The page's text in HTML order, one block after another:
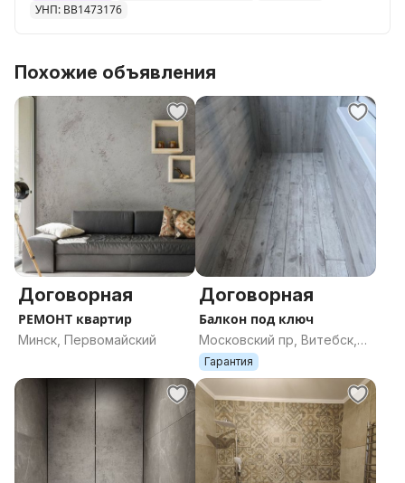
УНП: BB1473176
Похожие объявления
Договорная
РЕМОНТ квартир
Минск, Первомайский
Договорная
Балкон под ключ
Московский пр, Витебск,
Витебская область
Гарантия